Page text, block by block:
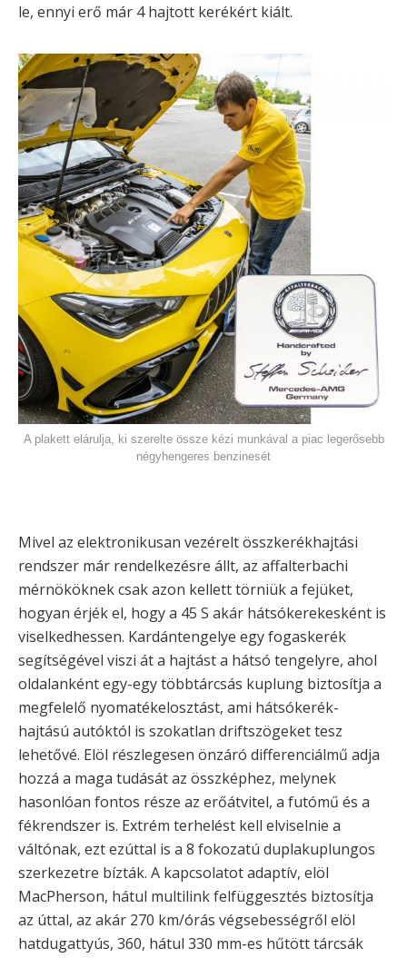
le, ennyi erő már 4 hajtott kerékért kiált.
A plakett elárulja, ki szerelte össze kézi munkával a piac legerősebb
négyhengeres benzinesét
Mivel az elektronikusan vezérelt összkerékhajtási
rendszer már rendelkezésre állt, az affalterbachi
mérnököknek csak azon kellett törniük a fejüket,
hogyan érjék el, hogy a 45 S akár hátsókerekesként is
viselkedhessen. Kardántengelye egy fogaskerék
segítségével viszi át a hajtást a hátsó tengelyre, ahol
oldalanként egy-egy többtárcsás kuplung biztosítja a
megfelelő nyomatékelosztást, ami hátsókerék-
hajtású autóktól is szokatlan driftszögeket tesz
lehetővé. Elöl részlegesen önzáró differenciálmű adja
hozzá a maga tudását az összképhez, melynek
hasonlóan fontos része az erőátvitel, a futómű és a
fékrendszer is. Extrém terhelést kell elviselnie a
váltónak, ezt ezúttal is a 8 fokozatú duplakuplungos
szerkezetre bízták. A kapcsolatot adaptív, elöl
MacPherson, hátul multilink felfüggesztés biztosítja
az úttal, az akár 270 km/órás végsebességről elöl
hatdugattyús, 360, hátul 330 mm-es hűtött tárcsák